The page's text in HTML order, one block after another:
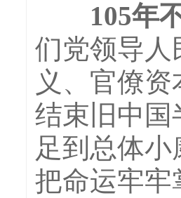
105年不
们党领导人
义、官僚
结束旧中国
足到总体
把命运牢牢